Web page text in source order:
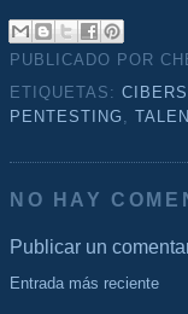
PUBLICADO POR
ETIQUETAS:
PENTESTING ,
NO HAY
Publicar un
Entrada más reciente